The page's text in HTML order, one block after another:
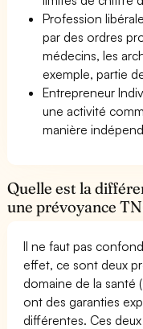
Profession
par des ordres
médecins, les
exemple, partie
Entrepreneur
une activité
manière
Quelle est la
une prévoyance
Il ne faut pas
effet, ce sont deux
domaine de la santé
ont des garanties
différentes. Ces